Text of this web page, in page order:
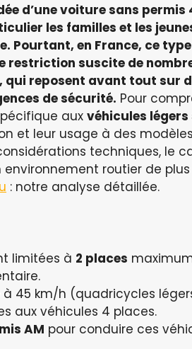
d’unevoiture sans permis
les familles et les
Pourtant, en France, ce
restriction suscite de
reposent avant tout sur
desécurité. Pour
aux véhicules légers
et leur usage à des
techniques, le
routier de plus
: notre analyse détaillée.
limitées à 2 places
à 45 km/h (quadricycles
aux véhicules 4 places.
AM pour conduire ces